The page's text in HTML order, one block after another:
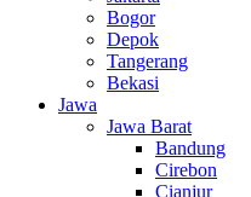
Bogor
Depok
Tangerang
Bekasi
Jawa
Jawa Barat
Bandung
Cirebon
Cianjur